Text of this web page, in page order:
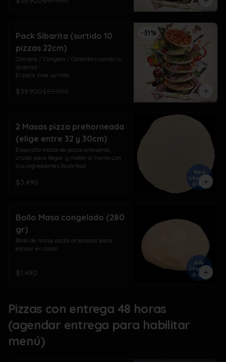
-31%
Pack Sibarita (surtido 10
pizzas 22cm)
Compra / Congela / Calienta cuando tu
quieras!
El pack trae surtido:
dulce)
$39.900$57.900
2 Masas pizza prehorneada
(elige entre 32 y 30cm)
Exquisita masa de pizza artesanal,
cruda para llegar y meter al horno con
tus ingredientes favoritos!
$3.490
Bollo Masa congelado (280
gr)
Bollo de masa pizza artesanal para
estirar en casa!
$1.490
Pizzas con entrega 48 horas
(agendar entrega para habilitar
menú)